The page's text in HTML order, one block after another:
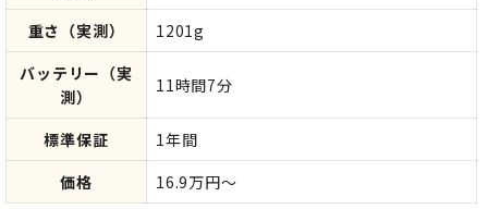
重さ（実測）
1201g
バッテリー（実
測）
11時間7分
標準保証
1年間
価格
16.9万円～